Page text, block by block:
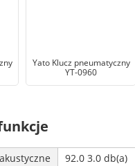
Yato Klucz pneumatyczny
YT-0960
92.0 3.0 db(a)